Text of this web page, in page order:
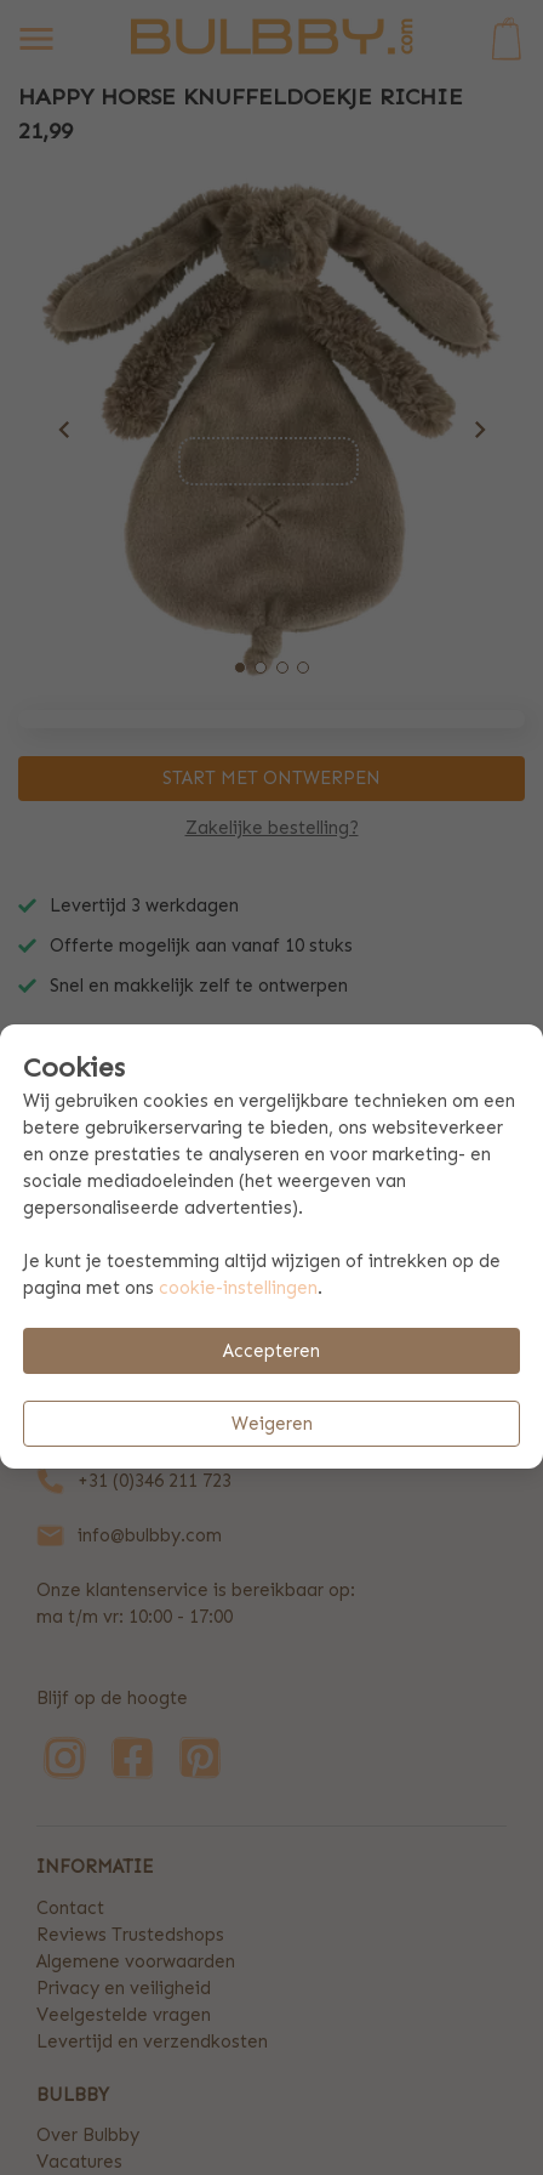
HAPPY HORSE KNUFFELDOEKJE RICHIE
21,99
Zakelijke bestelling?
START MET ONTWERPEN
Levertijd 3 werkdagen
Offerte mogelijk aan vanaf 10 stuks
Snel en makkelijk zelf te ontwerpen
PRODUCT SPECIFICATIES
REVIEWS (42)
+31 (0)346 211 723
info@bulbby.com
Onze klantenservice is bereikbaar op:
ma t/m vr: 10:00 - 17:00
Blijf op de hoogte
INFORMATIE
Contact
Reviews Trustedshops
Algemene voorwaarden
Privacy en veiligheid
Veelgestelde vragen
Levertijd en verzendkosten
BULBBY
Over Bulbby
Vacatures
Cookies
Wij gebruiken cookies en vergelijkbare technieken om een
betere gebruikerservaring te bieden, ons websiteverkeer
en onze prestaties te analyseren en voor marketing- en
sociale mediadoeleinden (het weergeven van
gepersonaliseerde advertenties).
Je kunt je toestemming altijd wijzigen of intrekken op de
pagina met ons cookie-instellingen.
Accepteren
Weigeren